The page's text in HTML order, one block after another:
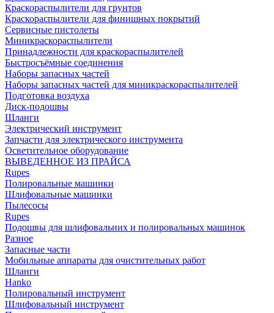
Краскораспылители для грунтов
Краскораспылители для финишных покрытий
Сервисные пистолеты
Миникраскораспылители
Принадлежности для краскораспылителей
Быстросъёмные соединения
Наборы запасных частей
Наборы запасных частей для миникраскораспылителей
Подготовка воздуха
Диск-подошвы
Шланги
Электрический инструмент
Запчасти для электрического инструмента
Осветительное оборудование
ВЫВЕДЕННОЕ ИЗ ПРАЙСА
Rupes
Полировальные машинки
Шлифовальные машинки
Пылесосы
Rupes
Подошвы для шлифовальних и полировальных машинок
Разное
Запасные части
Мобильные аппараты для очистительных работ
Шланги
Hanko
Полировальный инструмент
Шлифовальный инструмент